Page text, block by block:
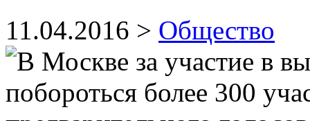
11.04.2016 > Общество